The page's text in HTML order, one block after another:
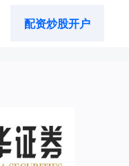
配资炒股开户